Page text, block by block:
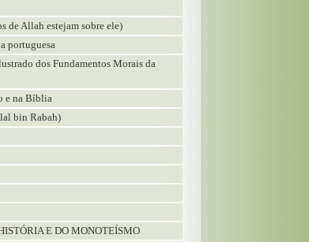
de Allah estejam sobre ele)
portuguesa
dos Fundamentos Morais da
e na Bíblia
bin Rabah)
E DO MONOTEÍSMO